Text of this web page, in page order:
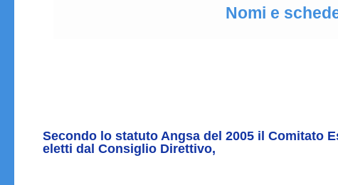
Nomi e
Secondo lo statuto Angsa del 2005 il Comitato
eletti dal Consiglio Direttivo,